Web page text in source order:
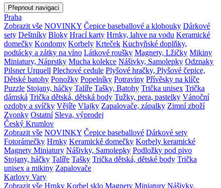
Přepnout navigaci
Praha
Zobrazit vše NOVINKY Čepice baseballové a klobouky Dárkové
sety Deštníky Bloky Hrací karty Hrnky, lahve na vodu Keramické
domečky Kondomy Korbely Krteček Kuchyňské doplňky,
podtácky a zátky na víno Látkové roušky Magnety, Lžičky Mikiny
Miniatury, Náprstky Mucha kolekce Nášivky, Samolepky Odznaky
Pilsner Urquell Plechové cedule Plyšové hračky, Plyšové čepice,
Dětské batohy Ponožky Popelníky Potraviny Přívěsky na klíče
Puzzle Stojany, háčky Talíře Tašky, Batohy Trička unisex Trička
dámská Trička dětská, dětská body Tužky, pera, pastelky Vánoční
ozdoby a svíčky Vějíře Vlajky Zapalovače, zápalky Zimní zboží
Zvonky Ostatní Sleva, výprodej
Český Krumlov
Zobrazit vše NOVINKY Čepice baseballové Dárkové sety
Fotorámečky Hrnky Keramické domečky Korbely keramické
Magnety Miniatury Nášivky, Samolepky Podložky pod pivo
Stojany, háčky Talíře Tašky Trička dětská, dětské body Trička
unisex a mikiny Zapalovače
Karlovy Vary
Zobrazit vše Hrnky Korbel sklo Magnety Miniatury Nášivky,